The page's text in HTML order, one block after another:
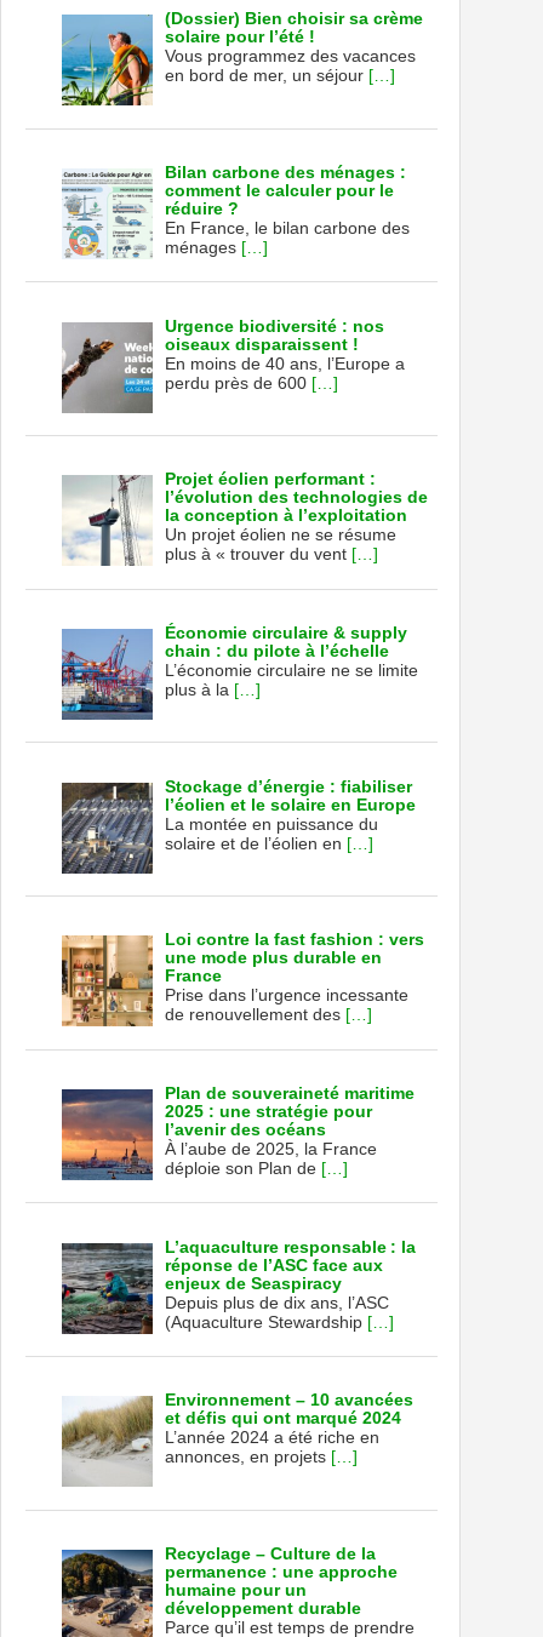
(Dossier) Bien choisir sa crème
solaire pour l’été !
Vous programmez des vacances
en bord de mer, un séjour […]
Bilan carbone des ménages :
comment le calculer pour le
réduire ?
En France, le bilan carbone des
ménages […]
Urgence biodiversité : nos
oiseaux disparaissent !
En moins de 40 ans, l’Europe a
perdu près de 600 […]
Projet éolien performant :
l’évolution des technologies de
la conception à l’exploitation
Un projet éolien ne se résume
plus à « trouver du vent […]
Économie circulaire & supply
chain : du pilote à l’échelle
L’économie circulaire ne se limite
plus à la […]
Stockage d’énergie : fiabiliser
l’éolien et le solaire en Europe
La montée en puissance du
solaire et de l’éolien en […]
Loi contre la fast fashion : vers
une mode plus durable en
France
Prise dans l’urgence incessante
de renouvellement des […]
Plan de souveraineté maritime
2025 : une stratégie pour
l’avenir des océans
À l’aube de 2025, la France
déploie son Plan de […]
L’aquaculture responsable : la
réponse de l’ASC face aux
enjeux de Seaspiracy
Depuis plus de dix ans, l’ASC
(Aquaculture Stewardship […]
Environnement – 10 avancées
et défis qui ont marqué 2024
L’année 2024 a été riche en
annonces, en projets […]
Recyclage – Culture de la
permanence : une approche
humaine pour un
développement durable
Parce qu’il est temps de prendre